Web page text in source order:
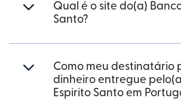
Qual é o site do(a)
Santo?
Como meu destinatário
dinheiro entregue
Espirito Santo em